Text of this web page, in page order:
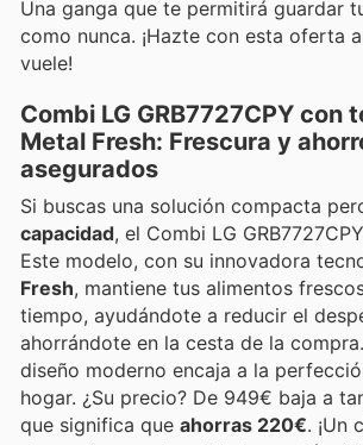
Una ganga que te permitirá guardar
como nunca. ¡Hazte con esta oferta
vuele!
Combi LG GRB7727CPY con
Metal Fresh: Frescura y
asegurados
Si buscas una solución compacta
capacidad, el Combi LG
Este modelo, con su innovadora
Fresh, mantiene tus alimentos
tiempo, ayudándote a reducir el
ahorrándote en la cesta de la
diseño moderno encaja a la
hogar. ¿Su precio? De 949€ baja a
que significa que ahorras 220€. ¡Un